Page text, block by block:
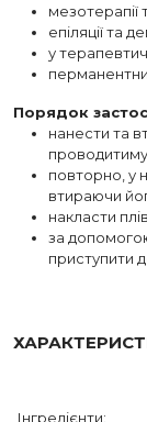
мезотерапії
епіляції та
у
Порядок
нанести та
повторно, у
втираючи
накласти
за
приступити
Інгредієнти: